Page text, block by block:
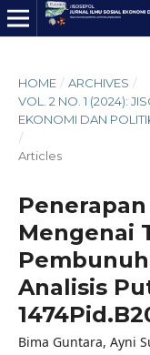
HOME / ARCHIVES /
VOL. 2 NO. 1 (2024):
EKONOMI DAN
/
Articles
Mengenai
Analisis
Bima Guntara, Ayni